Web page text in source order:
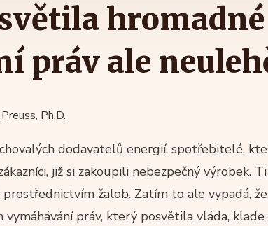
práv ale
Ph.D.
dodavatelů energií, spotřebitelé,
již si zakoupili nebezpečný výrobek.
žalob. Zatím to ale vypadá,
vymáhávání práv, který posvětila vláda,